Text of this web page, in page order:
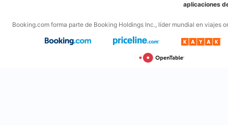
aplicaciones
Booking.com forma parte de Booking Holdings Inc., líder mundial en viajes